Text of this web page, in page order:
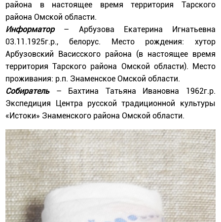
района в настоящее время территория Тарского
района Омской области.
Информатор– Арбузова Екатерина Игнатьевна
03.11.1925г.р., белорус. Место рождения: хутор
Арбузовский Васисского района (в настоящее время
территория Тарского района Омской области). Место
проживания: р.п. Знаменское Омской области.
Собиратель– Бахтина Татьяна Ивановна 1962г.р.
Экспедиция Центра русской традиционной культуры
«Истоки» Знаменского района Омской области.